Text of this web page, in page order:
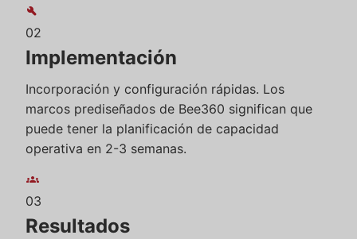
build
02
Implementación
Incorporación y configuración rápidas. Los
marcos prediseñados de Bee360 significan que
puede tener la planificación de capacidad
operativa en 2-3 semanas.
groups
03
Resultados